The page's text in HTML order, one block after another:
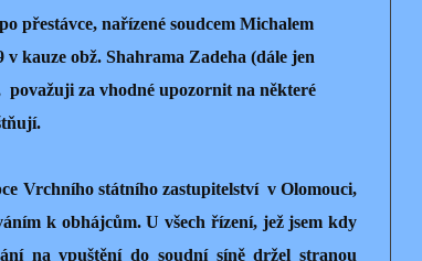
přestávce, nařízené soudcem Michalem
kauze obž. Shahrama Zadeha (dále jen
za vhodné upozornit na některé
Vrchního státního zastupitelství v Olomouci,
k obhájcům. U všech řízení, jež jsem kdy
na vpuštění do soudní síně držel stranou